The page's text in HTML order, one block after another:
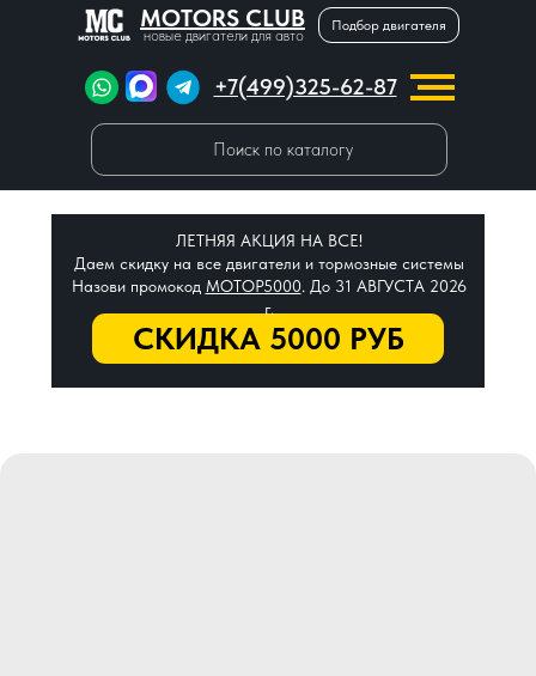
MOTORS CLUB
новые двигатели для авто
Подбор двигателя
+7(499)325-62-87
Поиск по каталогу
СКИДКА 5000 РУБ
ЛЕТНЯЯ АКЦИЯ НА ВСЕ!
Даем скидку на все двигатели и тормозные системы
Назови промокод МОТОР5000. До 31 АВГУСТА 2026
г.